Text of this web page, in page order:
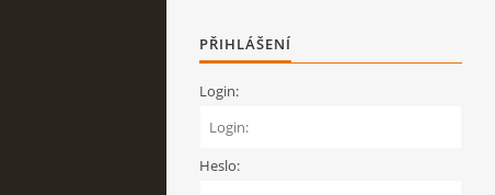
PŘIHLÁŠENÍ
Login:
Heslo: